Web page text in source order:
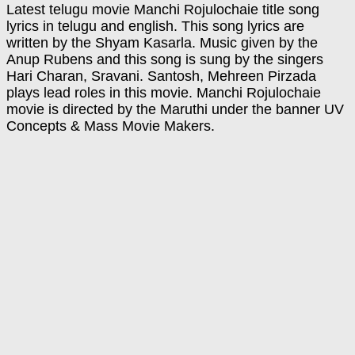
Latest telugu movie Manchi Rojulochaie title song
lyrics in telugu and english. This song lyrics are
written by the Shyam Kasarla. Music given by the
Anup Rubens and this song is sung by the singers
Hari Charan, Sravani. Santosh, Mehreen Pirzada
plays lead roles in this movie. Manchi Rojulochaie
movie is directed by the Maruthi under the banner UV
Concepts & Mass Movie Makers.